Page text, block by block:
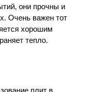
они прочны и
Очень важен тот
хорошим
тепло.
плит в